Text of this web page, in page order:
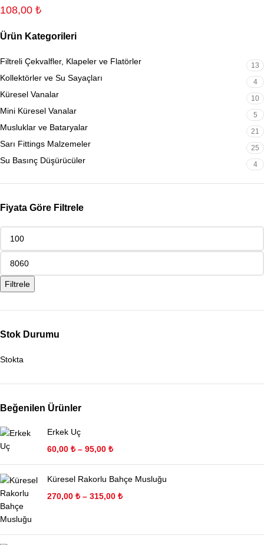
Ürün Kategorileri
Filtreli Çekvalfler, Klapeler ve Flatörler 13
Kollektörler ve Su Sayaçları 4
Küresel Vanalar 10
Mini Küresel Vanalar 5
Musluklar ve Bataryalar 21
Sarı Fittings Malzemeler 25
Su Basınç Düşürücüler 4
Fiyata Göre Filtrele
Filtrele
Stok Durumu
Stokta
Beğenilen Ürünler
Erkek Uç
60,00 ₺ – 95,00 ₺
Küresel Rakorlu Bahçe Musluğu
270,00 ₺ – 315,00 ₺
108,00 ₺